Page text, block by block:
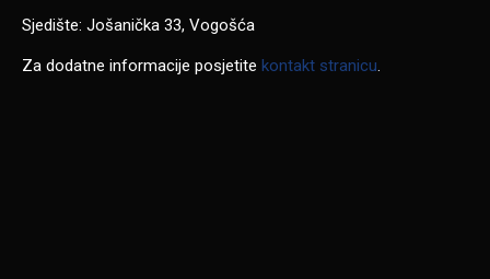
Sjedište: Jošanička 33, Vogošća
Za dodatne informacije posjetite kontakt stranicu.